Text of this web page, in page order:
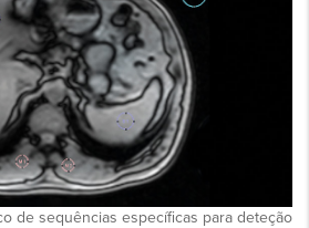
de sequências específicas para deteção